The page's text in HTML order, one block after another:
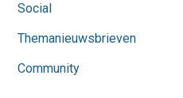
Social
Themanieuwsbrieven
Community